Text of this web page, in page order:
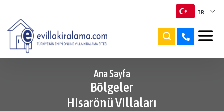
TR
TR
Ana Sayfa
Bölgeler
Hisarönü Villaları